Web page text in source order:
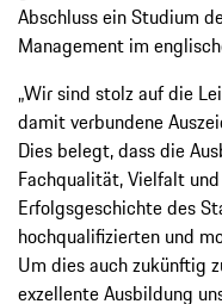
Abschluss ein Studium
Management im
„Wir sind stolz auf die
damit verbundene
Dies belegt, dass die
Fachqualität, Vielfalt
Erfolgsgeschichte des
hochqualifizierten und
Um dies auch zukünftig
exzellente Ausbildung